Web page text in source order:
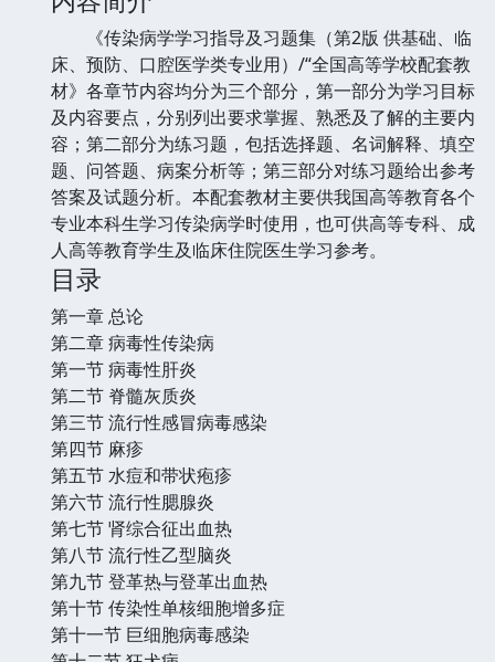
《传染病学学习指导及习题集（第2版 供基础、临
床、预防、口腔医学类专业用）/“全国高等学校配套教
材》各章节内容均分为三个部分，第一部分为学习目标
及内容要点，分别列出要求掌握、熟悉及了解的主要内
容；第二部分为练习题，包括选择题、名词解释、填空
题、问答题、病案分析等；第三部分对练习题给出参考
答案及试题分析。本配套教材主要供我国高等教育各个
专业本科生学习传染病学时使用，也可供高等专科、成
人高等教育学生及临床住院医生学习参考。
目录
第一章 总论
第二章 病毒性传染病
第一节 病毒性肝炎
第二节 脊髓灰质炎
第三节 流行性感冒病毒感染
第四节 麻疹
第五节 水痘和带状疱疹
第六节 流行性腮腺炎
第七节 肾综合征出血热
第八节 流行性乙型脑炎
第九节 登革热与登革出血热
第十节 传染性单核细胞增多症
第十一节 巨细胞病毒感染